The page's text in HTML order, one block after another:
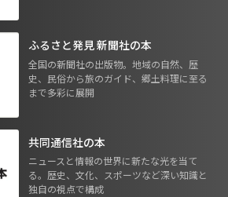
ふるさと発見 新聞社の本
全国の新聞社の出版物。地域の自然、歴
史、民俗から旅のガイド、郷土料理に至る
まで多彩に展開
共同通信社の本
ニュースと情報の世界に新たな光を当て
る。歴史、文化、スポーツなど深い知識と
独自の視点で構成